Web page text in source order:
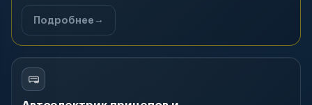
Подробнее